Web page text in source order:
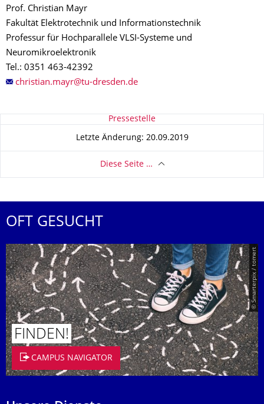
Prof. Christian Mayr
Fakultät Elektrotechnik und Informationstechnik
Professur für Hochparallele VLSI-Systeme und
Neuromikroelektronik
Tel.: 0351 463-42392
Zu dieser Seite Pressestelle
Letzte Änderung: 20.09.2019
Diese Seite …
OFT GESUCHT
© Smarterpix / tomert
FINDEN!
CAMPUS NAVIGATOR